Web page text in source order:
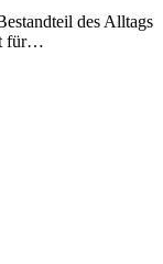
des Alltags
für…